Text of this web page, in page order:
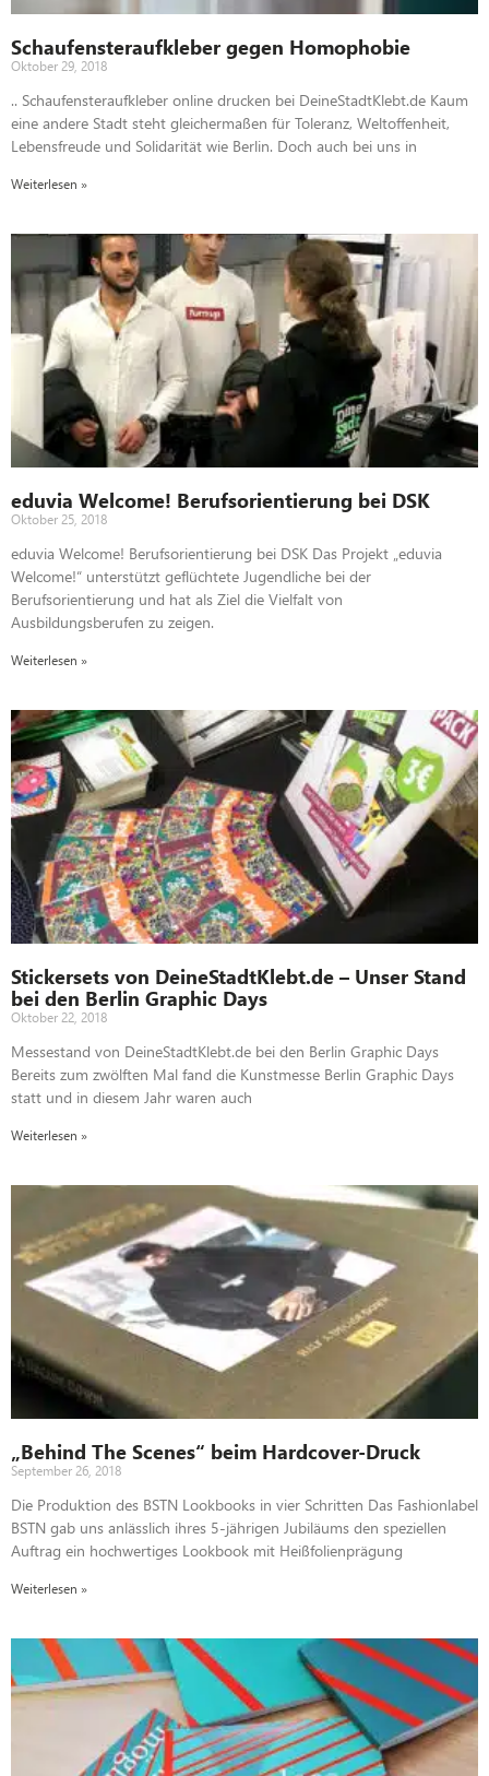
Schaufensteraufkleber gegen Homophobie
Oktober 29, 2018
.. Schaufensteraufkleber online drucken bei DeineStadtKlebt.de Kaum
eine andere Stadt steht gleichermaßen für Toleranz, Weltoffenheit,
Lebensfreude und Solidarität wie Berlin. Doch auch bei uns in
Weiterlesen »
eduvia Welcome! Berufsorientierung bei DSK
Oktober 25, 2018
eduvia Welcome! Berufsorientierung bei DSK Das Projekt „eduvia
Welcome!“ unterstützt geflüchtete Jugendliche bei der
Berufsorientierung und hat als Ziel die Vielfalt von
Ausbildungsberufen zu zeigen.
Weiterlesen »
Stickersets von DeineStadtKlebt.de – Unser Stand
bei den Berlin Graphic Days
Oktober 22, 2018
Messestand von DeineStadtKlebt.de bei den Berlin Graphic Days
Bereits zum zwölften Mal fand die Kunstmesse Berlin Graphic Days
statt und in diesem Jahr waren auch
Weiterlesen »
„Behind The Scenes“ beim Hardcover-Druck
September 26, 2018
Die Produktion des BSTN Lookbooks in vier Schritten Das Fashionlabel
BSTN gab uns anlässlich ihres 5-jährigen Jubiläums den speziellen
Auftrag ein hochwertiges Lookbook mit Heißfolienprägung
Weiterlesen »